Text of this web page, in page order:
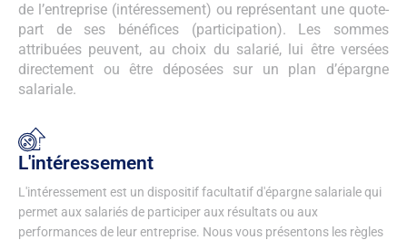
de l’entreprise (intéressement) ou représentant une quote-
part de ses bénéfices (participation). Les sommes
attribuées peuvent, au choix du salarié, lui être versées
directement ou être déposées sur un plan d’épargne
salariale.
L'intéressement
L'intéressement est un dispositif facultatif d'épargne salariale qui
permet aux salariés de participer aux résultats ou aux
performances de leur entreprise. Nous vous présentons les règles